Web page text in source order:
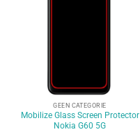
GEEN CATEGORIE
Mobilize Glass Screen Protector
Nokia G60 5G